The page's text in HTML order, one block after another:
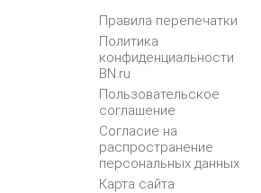
Правила перепечатки
Политика
конфиденциальности
BN.ru
Пользовательское
соглашение
Согласие на
распространение
персональных данных
Карта сайта